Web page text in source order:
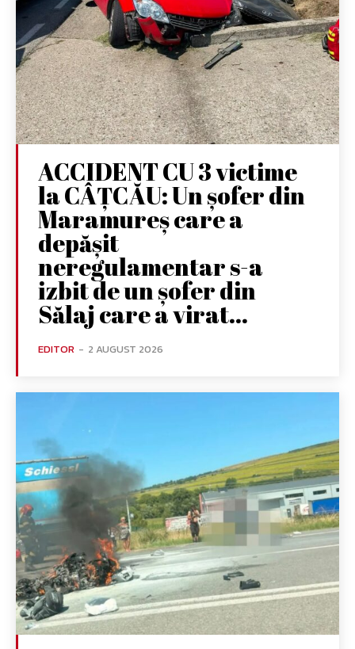
ACCIDENT CU 3 victime
la CÂȚCĂU: Un șofer din
Maramureș care a
depășit
neregulamentar s-a
izbit de un șofer din
Sălaj care a virat...
EDITOR - 2 AUGUST 2026